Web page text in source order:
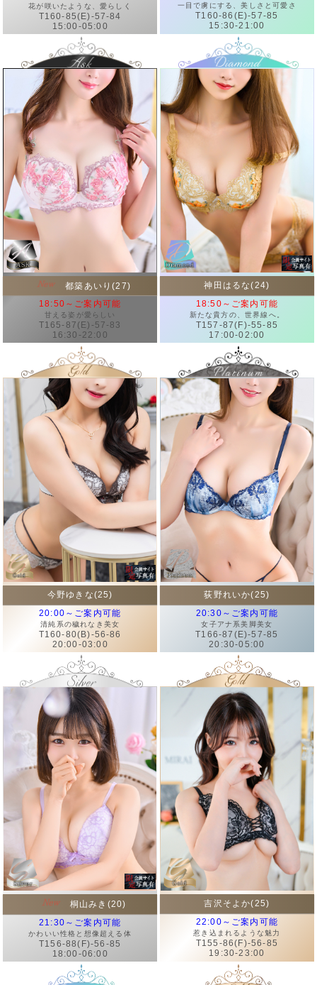
花が咲いたような、愛らしく
T160-85(E)-57-84
15:00-05:00
一目で虜にする、美しさと可愛さ
T160-86(E)-57-85
15:30-21:00
都築あいり(27)
18:50～ご案内可能
甘える姿が愛らしい
T165-87(E)-57-83
16:30-22:00
神田はるな(24)
18:50～ご案内可能
新たな貴方の、世界線へ。
T157-87(F)-55-85
17:00-02:00
今野ゆきな(25)
20:00～ご案内可能
清純系の穢れなき美女
T160-80(B)-56-86
20:00-03:00
荻野れいか(25)
20:30～ご案内可能
女子アナ系美脚美女
T166-87(E)-57-85
20:30-05:00
桐山みき(20)
21:30～ご案内可能
かわいい性格と想像超える体
T156-88(F)-56-85
18:00-06:00
吉沢そよか(25)
22:00～ご案内可能
惹き込まれるような魅力
T155-86(F)-56-85
19:30-23:00